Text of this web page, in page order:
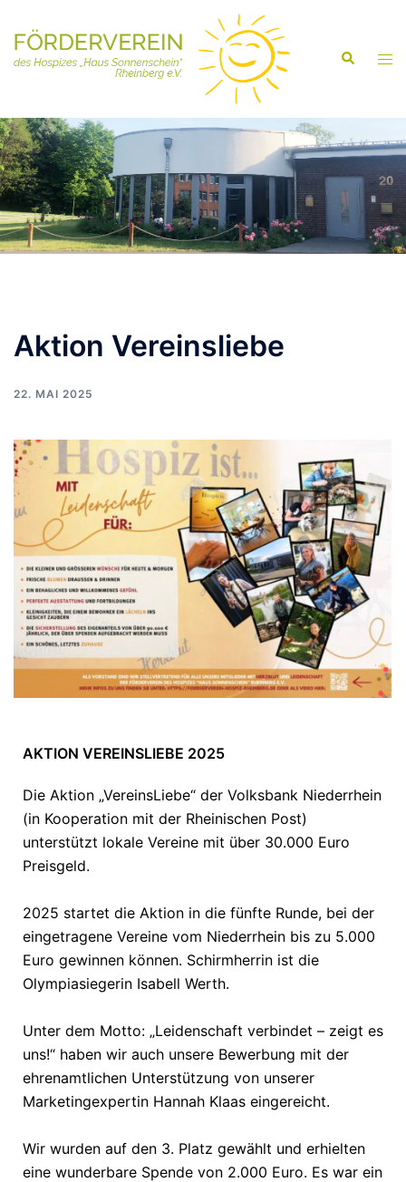
Aktion Vereinsliebe
22. MAI 2025
AKTION VEREINSLIEBE 2025
Die Aktion „VereinsLiebe“ der Volksbank Niederrhein
(in Kooperation mit der Rheinischen Post)
unterstützt lokale Vereine mit über 30.000 Euro
Preisgeld.
2025 startet die Aktion in die fünfte Runde, bei der
eingetragene Vereine vom Niederrhein bis zu 5.000
Euro gewinnen können. Schirmherrin ist die
Olympiasiegerin Isabell Werth.
Unter dem Motto: „Leidenschaft verbindet – zeigt es
uns!“ haben wir auch unsere Bewerbung mit der
ehrenamtlichen Unterstützung von unserer
Marketingexpertin Hannah Klaas eingereicht.
Wir wurden auf den 3. Platz gewählt und erhielten
eine wunderbare Spende von 2.000 Euro. Es war ein